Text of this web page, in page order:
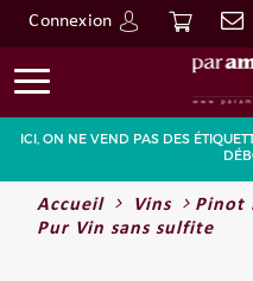
Connexion
ICI, ON NE VEND PAS DES
Accueil Vins
Pinot
Pur Vin sans sulfite